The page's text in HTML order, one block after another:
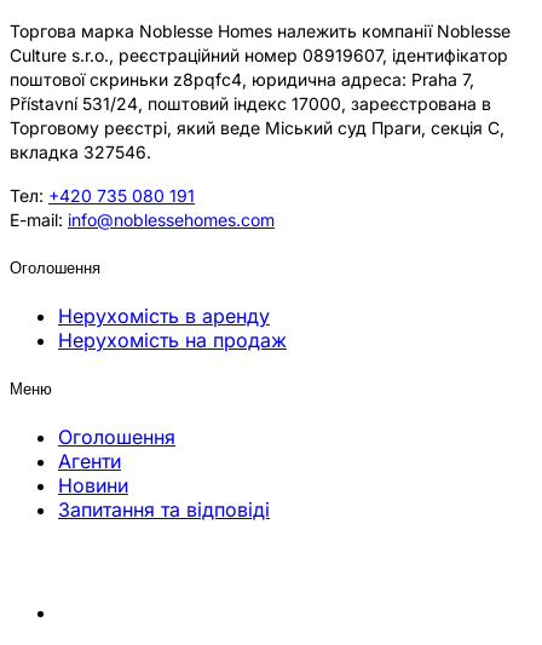
Торгова марка Noblesse Homes належить компанії Noblesse
Culture s.r.o., реєстраційний номер 08919607, ідентифікатор
поштової скриньки z8pqfc4, юридична адреса: Praha 7,
Přístavní 531/24, поштовий індекс 17000, зареєстрована в
Торговому реєстрі, який веде Міський суд Праги, секція C,
вкладка 327546.
Тел: +420 735 080 191
E-mail: info@noblessehomes.com
Оголошення
Нерухомість в аренду
Нерухомість на продаж
Меню
Оголошення
Агенти
Новини
Запитання та відповіді